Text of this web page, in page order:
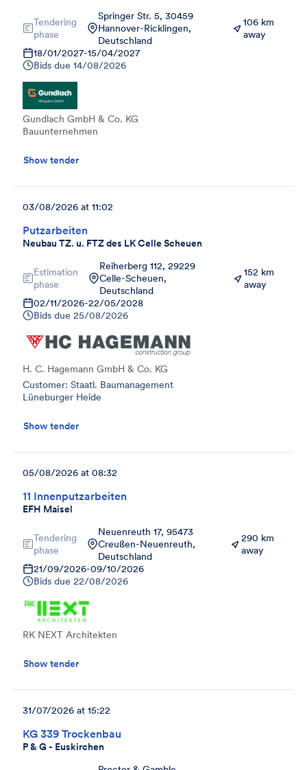
Tendering
phase
Springer Str. 5, 30459
Hannover-Ricklingen,
Deutschland
106 km
away
18/01/2027-15/04/2027
Bids due 14/08/2026
Gundlach GmbH & Co. KG
Bauunternehmen
Show tender
Putzarbeiten
Neubau TZ. u. FTZ des LK Celle Scheuen
03/08/2026 at 11:02
Estimation
phase
Reiherberg 112, 29229
Celle-Scheuen,
Deutschland
152 km
away
02/11/2026-22/05/2028
Bids due 25/08/2026
H. C. Hagemann GmbH & Co. KG
Customer: Staatl. Baumanagement
Lüneburger Heide
Show tender
11 Innenputzarbeiten
EFH Maisel
05/08/2026 at 08:32
Tendering
phase
Neuenreuth 17, 95473
Creußen-Neuenreuth,
Deutschland
290 km
away
21/09/2026-09/10/2026
Bids due 22/08/2026
RK NEXT Architekten
Show tender
KG 339 Trockenbau
P & G - Euskirchen
31/07/2026 at 15:22